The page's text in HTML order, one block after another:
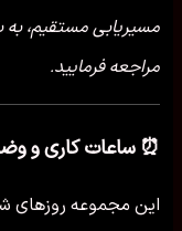
مسیریابی مستقیم،
مراجعه فرمایید.
⏰ ساعات کاری و
این مجموعه روزهای